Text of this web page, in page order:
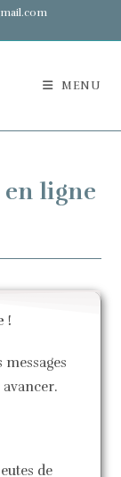
MENU
ligne
!
avancer.
de